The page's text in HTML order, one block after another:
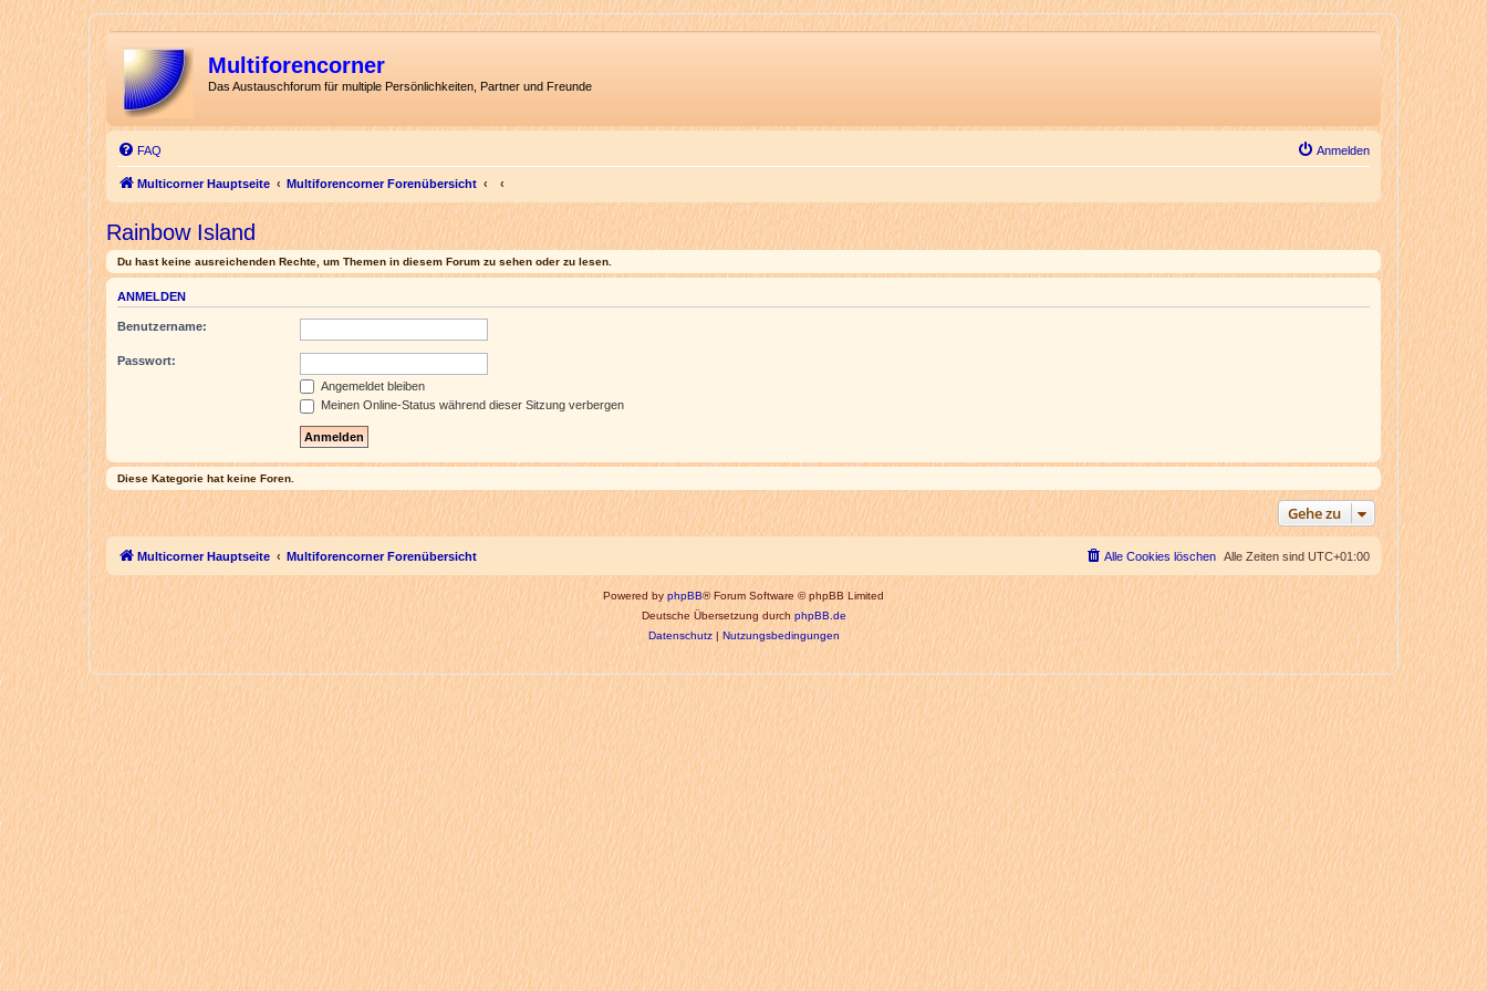
Multiforencorner
Das Austauschforum für multiple Persönlichkeiten, Partner und Freunde
FAQ Anmelden
Multicorner Hauptseite Multiforencorner Forenübersicht
Rainbow Island
Du hast keine ausreichenden Rechte, um Themen in diesem Forum zu sehen oder zu lesen.
ANMELDEN
Benutzername:
Passwort:
Angemeldet bleiben
Meinen Online-Status während dieser Sitzung verbergen
Diese Kategorie hat keine Foren.
Gehe zu
Multicorner Hauptseite Multiforencorner Forenübersicht Alle Zeiten sind UTC+01:00
Alle Cookies löschen
Powered byphpBB® Forum Software © phpBB Limited
Deutsche Übersetzung durchphpBB.de
Datenschutz|Nutzungsbedingungen